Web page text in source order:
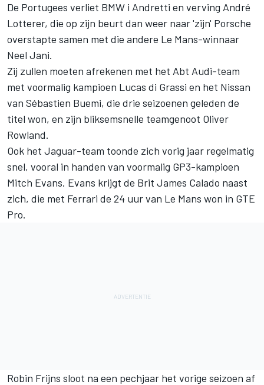
De Portugees verliet BMW i Andretti en verving André
Lotterer, die op zijn beurt dan weer naar 'zijn' Porsche
overstapte samen met die andere Le Mans-winnaar
Neel Jani.
Zij zullen moeten afrekenen met het Abt Audi-team
met voormalig kampioen Lucas di Grassi en het Nissan
van Sébastien Buemi, die drie seizoenen geleden de
titel won, en zijn bliksemsnelle teamgenoot Oliver
Rowland.
Ook het Jaguar-team toonde zich vorig jaar regelmatig
snel, vooral in handen van voormalig GP3-kampioen
Mitch Evans. Evans krijgt de Brit James Calado naast
zich, die met Ferrari de 24 uur van Le Mans won in GTE
Pro.
Robin Frijns sloot na een pechjaar het vorige seizoen af